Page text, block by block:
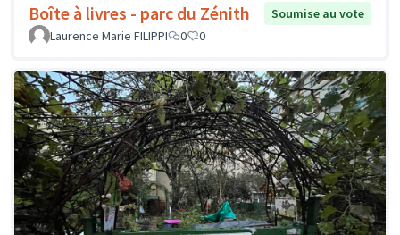
Boîte à livres - parc du Zénith
Soumise au vote
Laurence Marie FILIPPI
0 0